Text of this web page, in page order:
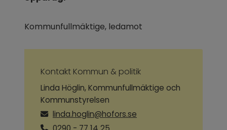
Kommunfullmäktige, ledamot
Kontakt Kommun & politik
Linda Höglin, Kommunfullmäktige och
Kommunstyrelsen
linda.hoglin@hofors.se